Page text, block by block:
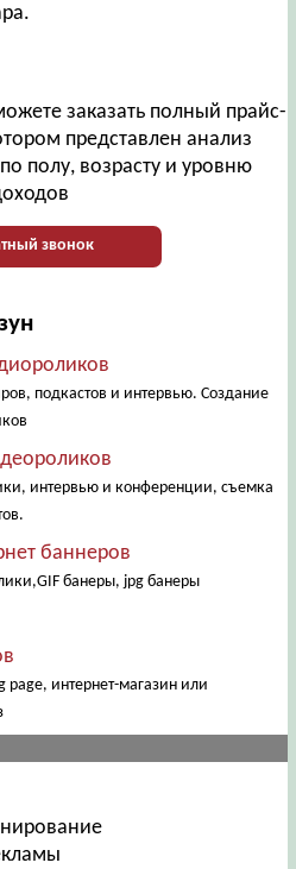
заказать полный прайс-
представлен анализ
полу, возрасту и уровню
звонок
подкастов и интервью. Создание
интервью и конференции, съемка
баннеров
банеры, jpg банеры
page, интернет-магазин или